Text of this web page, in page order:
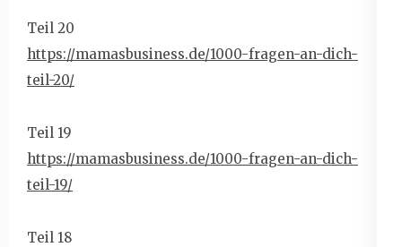
Teil 20
https://mamasbusiness.de/1000-fragen-an-dich-
teil-20/
Teil 19
https://mamasbusiness.de/1000-fragen-an-dich-
teil-19/
Teil 18